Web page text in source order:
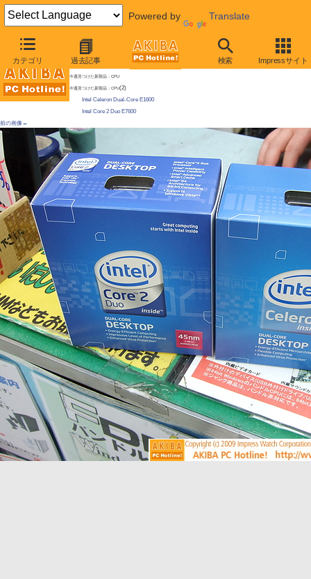
Powered by Translate
カテゴリ 過去記事 検索 Impressサイト
AKIBA PC Hotline! 2009年6月6日号
Core i7最上位が発売に、3.33GHz版、Core i7 950やCore 2 Duo、Celeron新モデルも登場
今週見つけた新製品：CPU
今週見つけた新製品：CPU(2)
Intel Celeron Dual-Core E1600
Intel Core 2 Duo E7600
前の画像←